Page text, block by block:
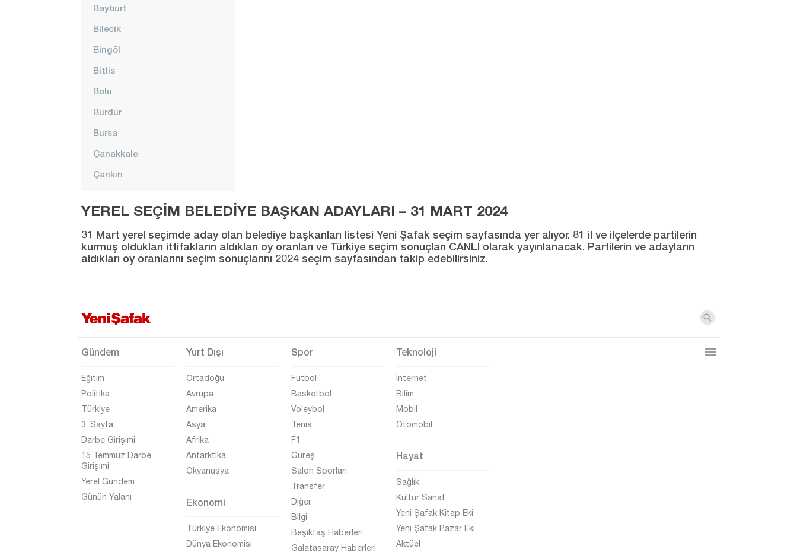
Bayburt
Bilecik
Bingöl
Bitlis
Bolu
Burdur
Bursa
Çanakkale
Çankırı
Denizli
Diyarbakır
Düzce
Elazığ
Erzincan
Erzurum
Gaziantep
Gümüşhane
Hakkari
Hatay
Iğdır
YEREL SEÇİM BELEDİYE BAŞKAN ADAYLARI – 31 MART 2024
31 Mart yerel seçimde aday olan belediye başkanları listesi Yeni Şafak seçim sayfasında yer alıyor. 81 il ve ilçelerde partilerin
kurmuş oldukları ittifakların aldıkları oy oranları ve Türkiye seçim sonuçları CANLI olarak yayınlanacak. Partilerin ve adayların
aldıkları oy oranlarını seçim sonuçlarını 2024 seçim sayfasından takip edebilirsiniz.
Gündem
Eğitim
Politika
Türkiye
3. Sayfa
Darbe Girişimi
15 Temmuz Darbe
Girişimi
Yerel Gündem
Günün Yalanı
Yurt Dışı
Ortadoğu
Avrupa
Amerika
Asya
Afrika
Antarktika
Okyanusya
Ekonomi
Türkiye Ekonomisi
Dünya Ekonomisi
Spor
Futbol
Basketbol
Voleybol
Tenis
F1
Güreş
Salon Sporları
Transfer
Diğer
Bilgi
Beşiktaş Haberleri
Galatasaray Haberleri
Teknoloji
İnternet
Bilim
Mobil
Otomobil
Hayat
Sağlık
Kültür Sanat
Yeni Şafak Kitap Eki
Yeni Şafak Pazar Eki
Aktüel